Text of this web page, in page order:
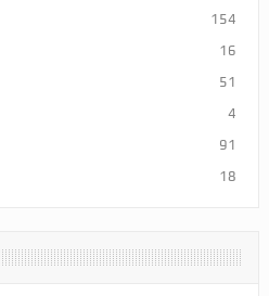
154
16
51
4
91
18